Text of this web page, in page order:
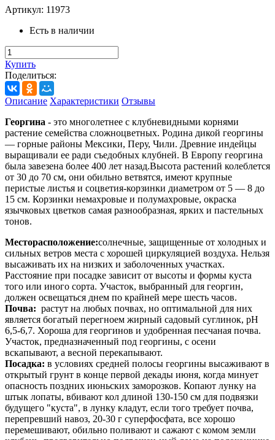
Артикул: 11973
Есть в наличии
Купить
Поделиться:
Описание Характеристики Отзывы
Георгина - это многолетнее с клубневидными корнями
растение семейства сложноцветных. Родина дикой георгины
— горные районы Мексики, Перу, Чили. Древние индейцы
выращивали ее ради съедобных клубней. В Европу георгина
была завезена более 400 лет назад.Высота растений колеблется
от 30 до 70 см, они обильно ветвятся, имеют крупные
перистые листья и соцветия-корзинки диаметром от 5 — 8 до
15 см. Корзинки немахровые и полумахровые, окраска
язычковых цветков самая разнообразная, ярких и пастельных
тонов.
Месторасположение:солнечные, защищенные от холодных и
сильных ветров места с хорошей циркуляцией воздуха. Нельзя
высаживать их на низких и заболоченных участках.
Расстояние при посадке зависит от высоты и формы куста
того или иного сорта. Участок, выбранный для георгин,
должен освещаться днем по крайней мере шесть часов.
Почва: растут на любых почвах, но оптимальной для них
является богатый перегноем жирный садовый суглинок, рН
6,5-6,7. Хороша для георгинов и удобренная песчаная почва.
Участок, предназначенный под георгины, с осени
вскапывают, а весной перекапывают.
Посадка: в условиях средней полосы георгины высаживают в
открытый грунт в конце первой декады июня, когда минует
опасность поздних июньских заморозков. Копают лунку на
штык лопаты, вбивают кол длиной 130-150 см для подвязки
будущего "куста", в лунку кладут, если того требует почва,
перепревший навоз, 20-30 г суперфосфата, все хорошо
перемешивают, обильно поливают и сажают с комом земли